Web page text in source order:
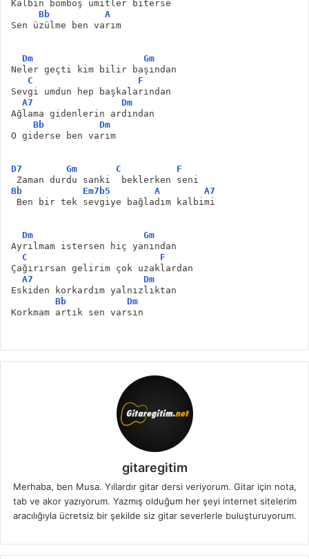
Kalbin bomboş ümitler biterse
Bb
A
Sen üzülme ben varım
Dm
Gm
Neler geçti kim bilir başından
C
F
Sevgi umdun hep başkalarından
A7
Dm
Ağlama gidenlerin ardından
Bb
Dm
O giderse ben varım
D7 Gm C
F
Zaman durdu sanki  beklerken seni
Bb
Em7b5 A
A7
Ben bir tek sevgiye bağladım kalbimi
Dm
Gm
Ayrılmam istersen hiç yanından
C
F
Çağırırsan gelirim çok uzaklardan
A7
Dm
Eskiden korkardım yalnızlıktan
Bb
Dm
Korkmam artık sen varsın
gitaregitim
Merhaba, ben Musa. Yıllardır gitar dersi veriyorum. Gitar için nota,
tab ve akor yazıyorum. Yazmış olduğum her şeyi internet sitelerim
aracılığıyla ücretsiz bir şekilde siz gitar severlerle buluşturuyorum.